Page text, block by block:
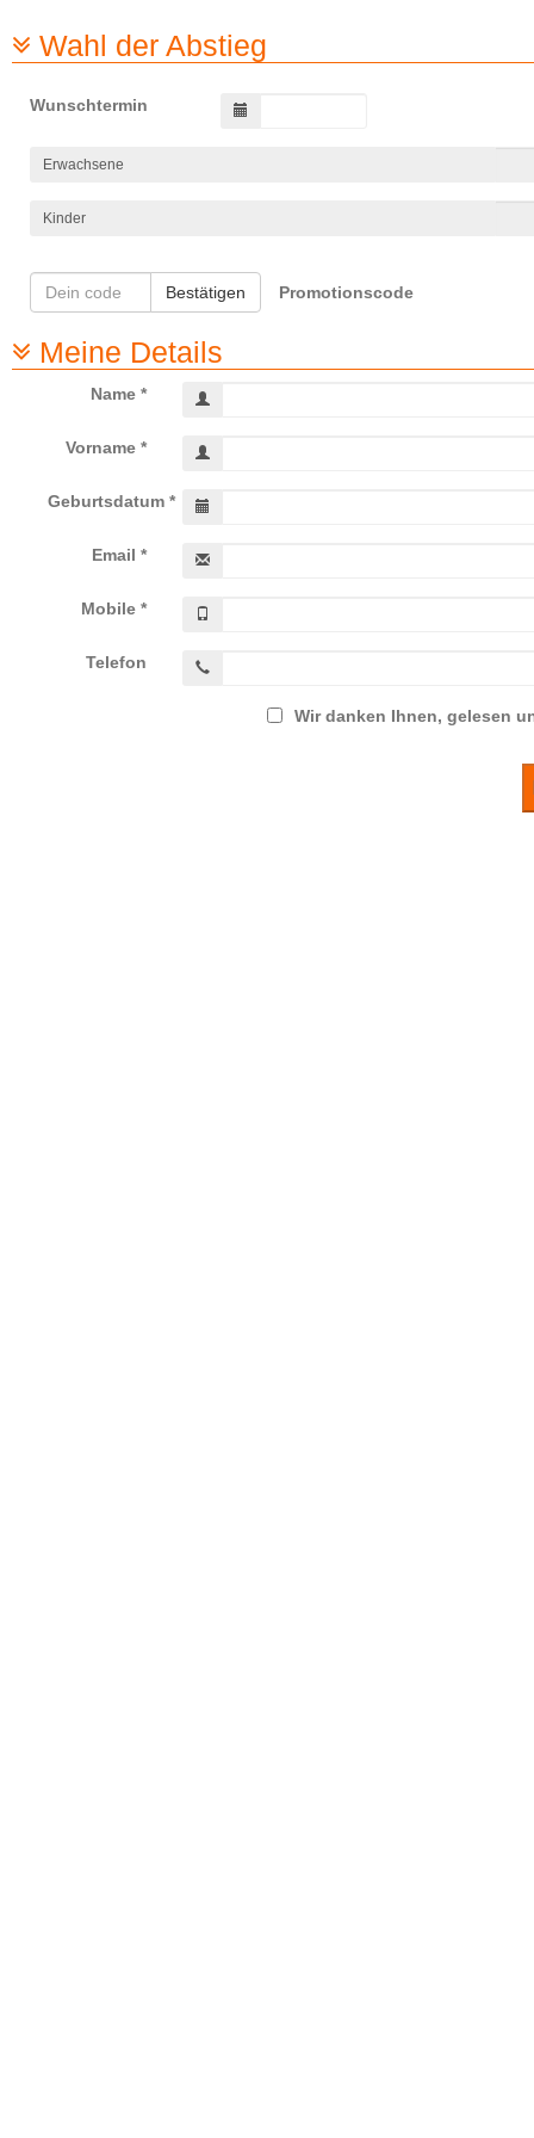
Wahl der Abstieg
Wunschtermin
Erwachsene
Kinder
Promotionscode
Bestätigen
Meine Details
Name *
Vorname *
Geburtsdatum *
Email *
Mobile *
Telefon
Wir danken Ihnen, gelesen